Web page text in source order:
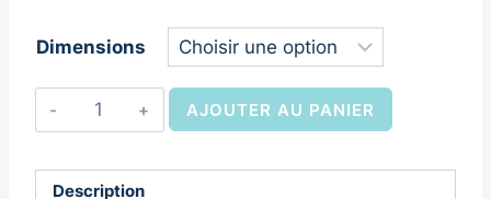
Dimensions
AJOUTER AU PANIER
Description